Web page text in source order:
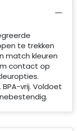
te trekken
match kleuren
contact op
vrij. Voldoet